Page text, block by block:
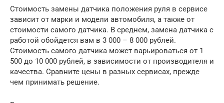
Стоимость замены датчика положения руля в сервисе
зависит от марки и модели автомобиля, а также от
стоимости самого датчика. В среднем, замена датчика с
работой обойдется вам в 3 000 – 8 000 рублей.
Стоимость самого датчика может варьироваться от 1
500 до 10 000 рублей, в зависимости от производителя и
качества. Сравните цены в разных сервисах, прежде
чем принимать решение.